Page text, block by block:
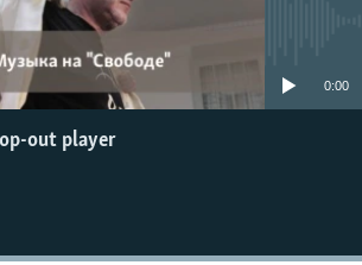
0:00
out player